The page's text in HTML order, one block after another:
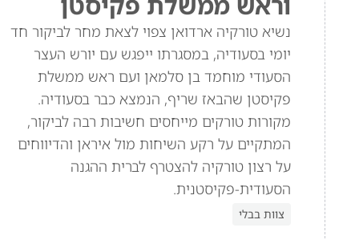
נשיא טורקיה ארדואן צפוי לצאת מחר לביקור חד
יומי בסעודיה, במסגרתו ייפגש עם יורש העצר
הסעודי מוחמד בן סלמאן ועם ראש ממשלת
פקיסטן שהבאז שריף, הנמצא כבר בסעודיה.
מקורות טורקים מייחסים חשיבות רבה לביקור,
המתקיים על רקע השיחות מול איראן והדיווחים
על רצון טורקיה להצטרף לברית ההגנה
הסעודית-פקיסטנית.
צוות בבלי